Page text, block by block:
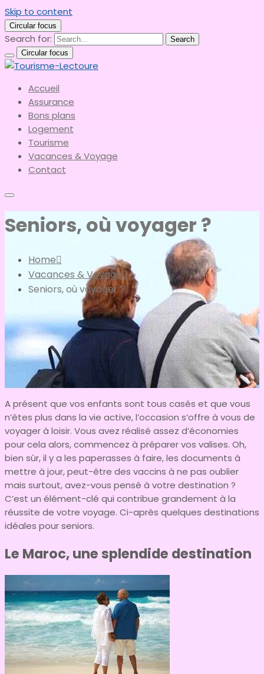
Skip to content
Circular focus
Search for:
Search
Circular focus
Tourisme-Lectoure
le meilleur du tourisme
Accueil
Assurance
Bons plans
Logement
Tourisme
Vacances & Voyage
Contact
Seniors, où voyager ?
Home
Vacances & Voyage
Seniors, où voyager ?
A présent que vos enfants sont tous casés et que vous
n’êtes plus dans la vie active, l’occasion s’offre à vous de
voyager à loisir. Vous avez réalisé assez d’économies
pour cela alors, commencez à préparer vos valises. Oh,
bien sûr, il y a les paperasses à faire, les documents à
mettre à jour, peut-être des vaccins à ne pas oublier
mais surtout, avez-vous pensé à votre destination ?
C’est un élément-clé qui contribue grandement à la
réussite de votre voyage. Ci-après quelques destinations
idéales pour seniors.
Le Maroc, une splendide destination